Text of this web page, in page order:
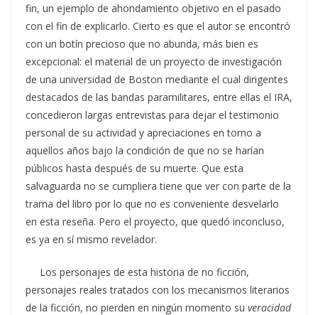
fin, un ejemplo de ahondamiento objetivo en el pasado
con el fin de explicarlo. Cierto es que el autor se encontró
con un botín precioso que no abunda, más bien es
excepcional: el material de un proyecto de investigación
de una universidad de Boston mediante el cual dirigentes
destacados de las bandas paramilitares, entre ellas el IRA,
concedieron largas entrevistas para dejar el testimonio
personal de su actividad y apreciaciones en torno a
aquellos años bajo la condición de que no se harían
públicos hasta después de su muerte. Que esta
salvaguarda no se cumpliera tiene que ver con parte de la
trama del libro por lo que no es conveniente desvelarlo
en esta reseña. Pero el proyecto, que quedó inconcluso,
es ya en sí mismo revelador.
Los personajes de esta historia de no ficción,
personajes reales tratados con los mecanismos literarios
de la ficción, no pierden en ningún momento su veracidad